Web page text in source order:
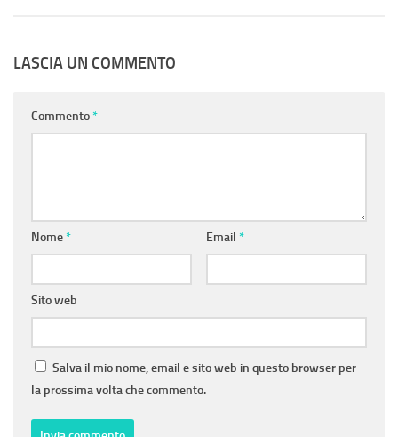
LASCIA UN COMMENTO
Commento*
Nome* Email *
Sito web
Salva il mio nome, email e sito web in questo browser per
la prossima volta che commento.